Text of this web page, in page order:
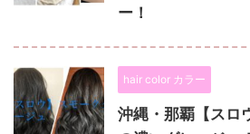
ー！
hair color カラー
沖縄・那覇【スロ